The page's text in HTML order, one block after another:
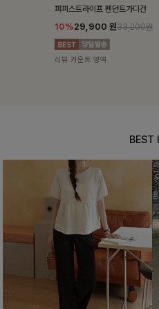
밴스트라이프 스트링원피스
25%35,100 원46,800원
리뷰 카운트 영역
BEST